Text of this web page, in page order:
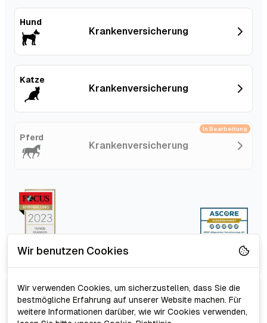
Wir benutzen Cookies
Wir verwenden Cookies, um sicherzustellen, dass Sie die
bestmögliche Erfahrung auf unserer Website machen. Für
weitere Informationen darüber, wie wir Cookies verwenden,
Hund
Kranken­versicherung
Katze
Kranken­versicherung
In Bearbeitung
Pferd
Kranken­versicherung
Online Vergleich
Schutz für Hund,
Katze & Pferd